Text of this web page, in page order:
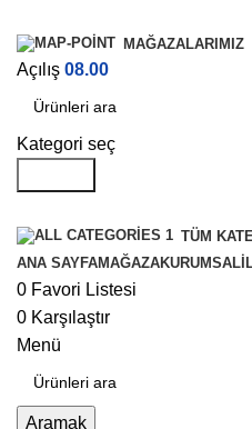
MAĞAZALARIMIZ
Açılış 08.00
Kategori seç
TÜM
ANA SAYFAMAĞAZAKURUMSAL
0 Favori Listesi
0 Karşılaştır
Menü
Aramak